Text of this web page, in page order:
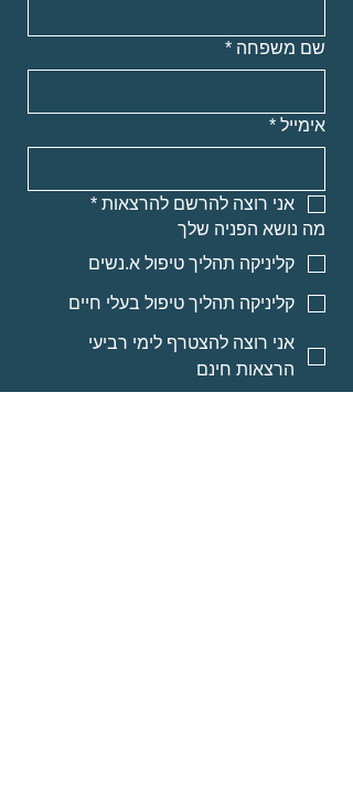
שם משפחה *
אימייל *
אני רוצה להרשם להרצאות *
מה נושא הפניה שלך
קליניקה תהליך טיפול א.נשים
קליניקה תהליך טיפול בעלי חיים
אני רוצה להצטרף לימי רביעי
הרצאות חינם